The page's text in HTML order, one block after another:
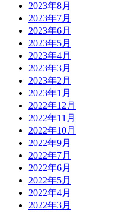
2023年8月
2023年7月
2023年6月
2023年5月
2023年4月
2023年3月
2023年2月
2023年1月
2022年12月
2022年11月
2022年10月
2022年9月
2022年7月
2022年6月
2022年5月
2022年4月
2022年3月